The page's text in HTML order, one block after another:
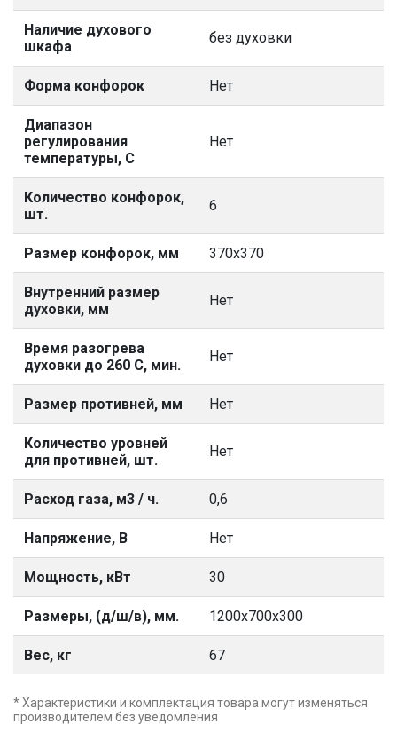
Наличие духового
шкафа
без духовки
Форма конфорок Нет
Диапазон
регулирования
температуры, С
Нет
Количество конфорок,
шт.
6
Размер конфорок, мм 370х370
Внутренний размер
духовки, мм
Нет
Время разогрева
духовки до 260 С, мин.
Нет
Размер противней, мм Нет
Количество уровней
для противней, шт.
Нет
Расход газа, м3 / ч. 0,6
Напряжение, В Нет
Мощность, кВт 30
Размеры, (д/ш/в), мм. 1200х700х300
Вес, кг 67
* Характеристики и комплектация товара могут изменяться
производителем без уведомления